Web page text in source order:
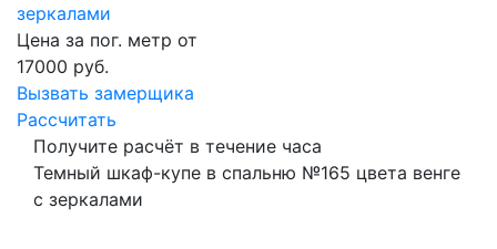
зеркалами
Цена за пог. метр от
17000 руб.
Вызвать замерщика
Рассчитать
Получите расчёт в течение часа
Темный шкаф-купе в спальню №165 цвета венге
с зеркалами